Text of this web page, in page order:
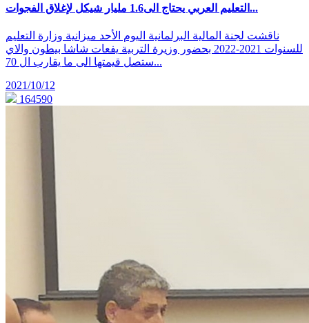
التعليم العربي يحتاج الى1.6 مليار شيكل لإغلاق الفجوات...
ناقشت لجنة المالية البرلمانية اليوم الأحد ميزانية وزارة التعليم
للسنوات 2021-2022 بحضور وزيرة التربية يفعات شاشا بيطون والاي
ستصل قيمتها الى ما يقارب ال 70...
2021/10/12
164590